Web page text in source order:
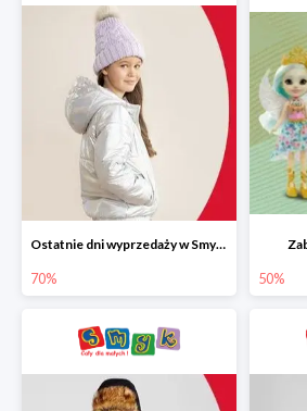
Ostatnie dni wyprzedaży w Smyku do -70%
70% 50%